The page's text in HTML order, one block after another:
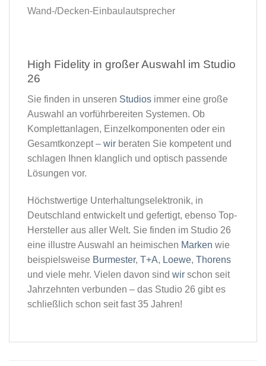
Wand-/Decken-Einbaulautsprecher
High Fidelity in großer Auswahl im Studio
26​
Sie finden in unseren Studios immer eine große
Auswahl an vorführbereiten Systemen. Ob
Komplettanlagen, Einzelkomponenten oder ein
Gesamtkonzept – wir beraten Sie kompetent und
schlagen Ihnen klanglich und optisch passende
Lösungen vor.
Höchstwertige Unterhaltungselektronik, in
Deutschland entwickelt und gefertigt, ebenso Top-
Hersteller aus aller Welt. Sie finden im Studio 26
eine illustre Auswahl an heimischen Marken wie
beispielsweise Burmester, T+A, Loewe, Thorens
und viele mehr. Vielen davon sind wir schon seit
Jahrzehnten verbunden – das Studio 26 gibt es
schließlich schon seit fast 35 Jahren!